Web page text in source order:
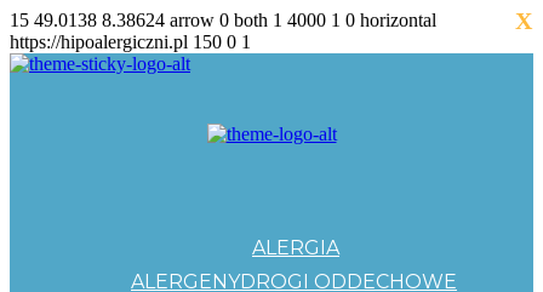
15 49.0138 8.38624 arrow 0 both 1 4000 1 0 horizontal
https://hipoalergiczni.pl 150 0 1
ALERGIA
ALERGENYDROGI ODDECHOWE
X